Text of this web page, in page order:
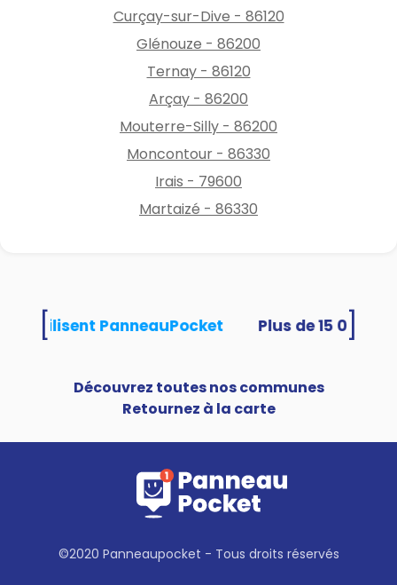
Curçay-sur-Dive - 86120
Glénouze - 86200
Ternay - 86120
Arçay - 86200
Mouterre-Silly - 86200
Moncontour - 86330
Irais - 79600
Martaizé - 86330
utilisent PanneauPocket
Découvrez toutes nos communes
Retournez à la carte
©2020 Panneaupocket - Tous droits réservés